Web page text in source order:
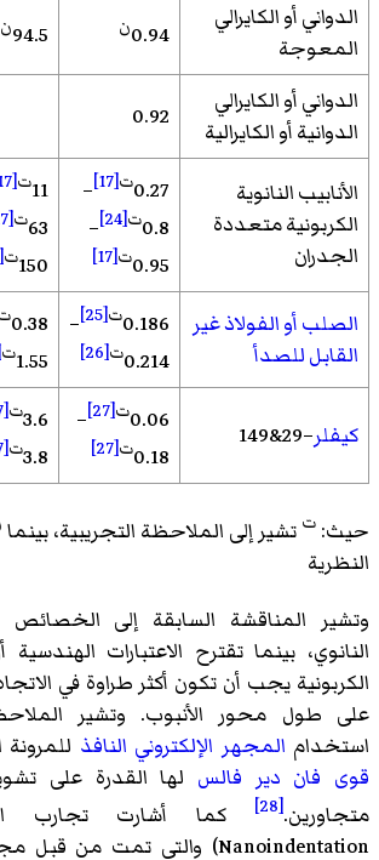
الدواني أو الكايرالي
المعوجة
0.94ن 94.5ن
الدواني أو الكايرالي
الدوانية أو الكايرالية
0.92
الأنابيب النانوية
الكربونية متعددة
الجدران
0.27ت[17]
–
0.8ت[24]
–
0.95ت[17]
11ت[17]
63ت[17]
150ت[24]
الصلب أو الفولاذ غير
القابل للصدأ
0.186ت[25]
–
0.214ت[26]
0.38
1.55ت
كيفلر–29&149
0.06ت[27]
–
0.18ت[27]
3.6ت[27]
3.8ت[27]
حيث: ت تشير إلى الملاحظة التجريبية، بينما
النظرية
وتشير المناقشة السابقة إلى الخصائص
النانوي، بينما تقترح الاعتبارات الهندسية
الكربونية يجب أن تكون أكثر طراوة في
على طول محور الأنبوب. وتشير
استخدام المجهر الإلكتروني النافذ
قوى فان دير فالس لها القدرة على
متجاورين.[28] كما أشارت تجارب
Nanoindentation)‏ والتي تمت من قبل